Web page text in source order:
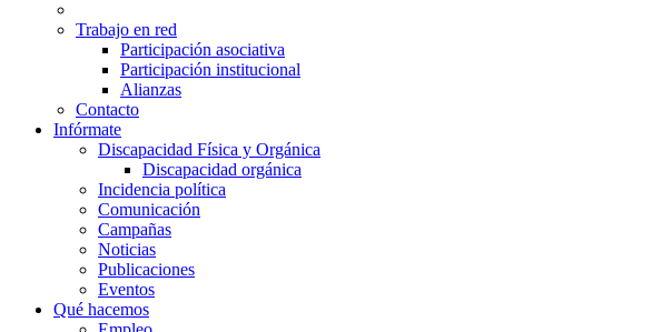
Trabajo en red
Participación asociativa
Participación institucional
Alianzas
Contacto
Infórmate
Discapacidad Física y Orgánica
Discapacidad orgánica
Incidencia política
Comunicación
Campañas
Noticias
Publicaciones
Eventos
Qué hacemos